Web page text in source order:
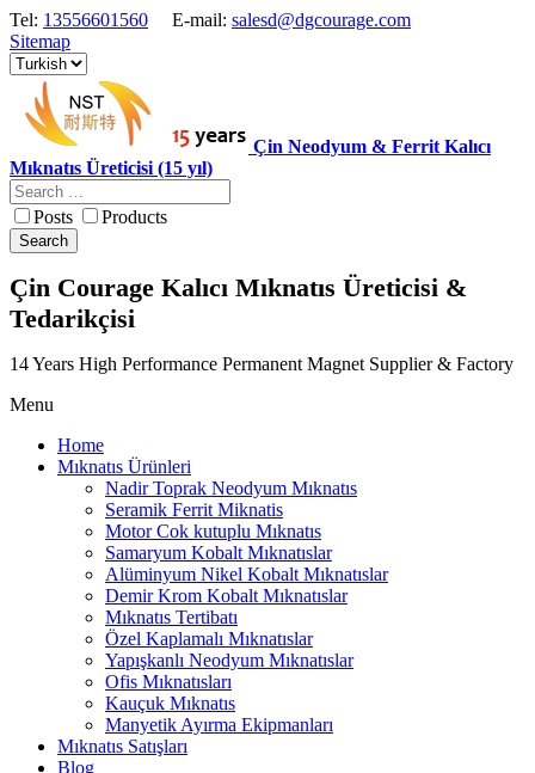
Tel: 13556601560 E-mail: salesd@dgcourage.com
Sitemap
Çin Neodyum & Ferrit Kalıcı
Mıknatıs Üreticisi (15 yıl)
Posts Products
Search
Çin Courage Kalıcı Mıknatıs Üreticisi &
Tedarikçisi
14 Years High Performance Permanent Magnet Supplier & Factory
Menu
Home
Mıknatıs Ürünleri
Nadir Toprak Neodyum Mıknatıs
Seramik Ferrit Miknatis
Motor Cok kutuplu Mıknatıs
Samaryum Kobalt Mıknatıslar
Alüminyum Nikel Kobalt Mıknatıslar
Demir Krom Kobalt Mıknatıslar
Mıknatıs Tertibatı
Özel Kaplamalı Mıknatıslar
Yapışkanlı Neodyum Mıknatıslar
Ofis Mıknatısları
Kauçuk Mıknatıs
Manyetik Ayırma Ekipmanları
Mıknatıs Satışları
Blog